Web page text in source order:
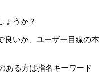
ょうか？
良いか、ユーザー目線の本
ある方は指名キーワード